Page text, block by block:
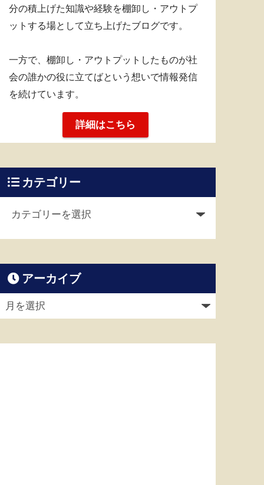
分の積上げた知識や経験を棚卸し・アウトプ
ットする場として立ち上げたブログです。
一方で、棚卸し・アウトプットしたものが社
会の誰かの役に立てばという想いで情報発信
を続けています。
詳細はこちら
カテゴリー
アーカイブ